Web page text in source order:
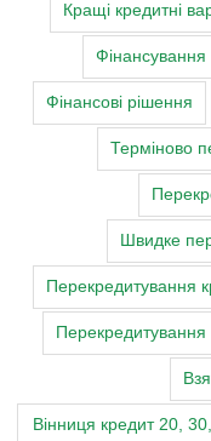
Кращі кредитні
Фінансування
Фінансові рішення
Терміново
Швидке
Перекредитування
Вінниця кредит 20,